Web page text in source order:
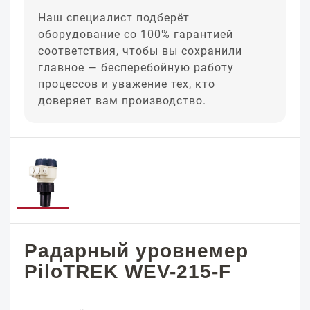
Наш специалист подберёт
оборудование со 100% гарантией
соответствия, чтобы вы сохранили
главное — бесперебойную работу
процессов и уважение тех, кто
доверяет вам производство.
Радарный уровнемер
PiloTREK WEV-215-F